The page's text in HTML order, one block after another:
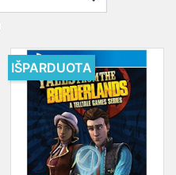
IŠPARDUOTA